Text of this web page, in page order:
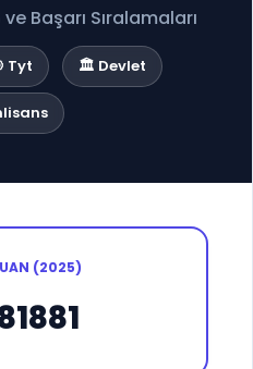
Başarı Sıralamaları
Tyt 🏛️ Devlet
(2025)